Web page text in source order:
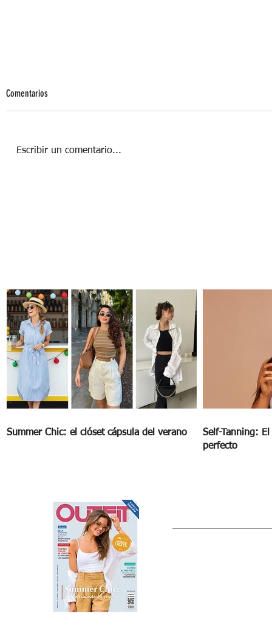
Comentarios
Escribir un comentario...
Summer Chic: el clóset cápsula del verano
Self-Tanning:
perfecto